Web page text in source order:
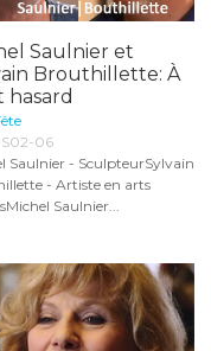
Saulnier et
Brouthillette: À
S02-06
Saulnier - SculpteurSylvain
- Artiste en arts
Saulnier...